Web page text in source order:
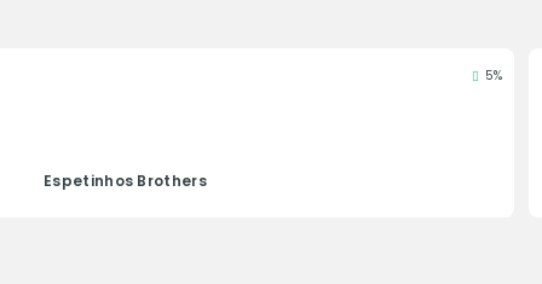
5%
Espetinhos Brothers